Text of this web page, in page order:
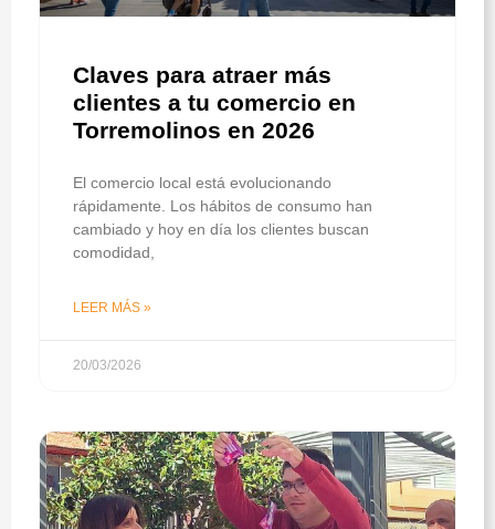
Claves para atraer más
clientes a tu comercio en
Torremolinos en 2026
El comercio local está evolucionando
rápidamente. Los hábitos de consumo han
cambiado y hoy en día los clientes buscan
comodidad,
LEER MÁS »
20/03/2026